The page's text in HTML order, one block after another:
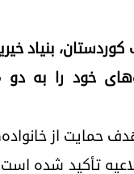
کمک‌های خود را
تأکید شده